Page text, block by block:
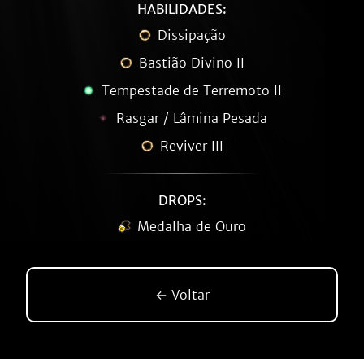
HABILIDADES:
Dissipação
Bastião Divino II
Tempestade de Terremoto II
Rasgar / Lâmina Pesada
Reviver III
DROPS:
Medalha de Ouro
← Voltar